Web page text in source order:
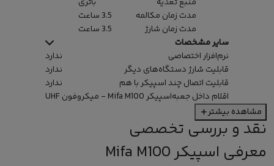
مدت زمان مکالمه
3.5 ساعت
مدت زمان شارژ
3.5 ساعت
سایر مشخصات
نرم‌افزار اختصاصی
ندارد
قابلیت شارژ دستگاه‌های دیگر
ندارد
قابلیت اتصال چند اسپیکر با هم
ندارد
اقلام داخل جعبهاسپیکر Mifa M100 - میکروفون UHF
مشاهده بیشتر
نقد و بررسی تخصصی
معرفی اسپیکر Mifa M100